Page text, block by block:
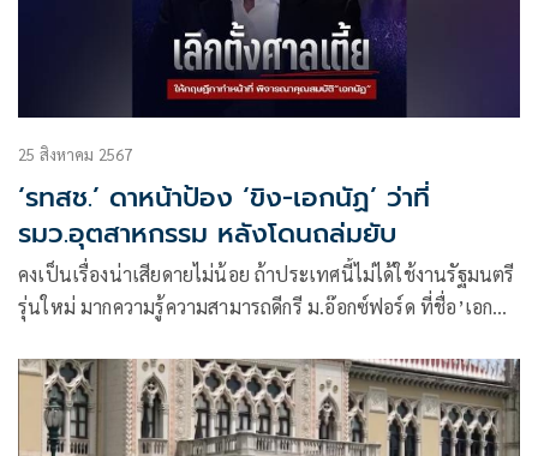
25 สิงหาคม 2567
‘รทสช.’ ดาหน้าป้อง ‘ขิง-เอกนัฏ’ ว่าที่
รมว.อุตสาหกรรม หลังโดนถล่มยับ
คงเป็นเรื่องน่าเสียดายไม่น้อย ถ้าประเทศนี้ไม่ได้ใช้งานรัฐมนตรี
รุ่นใหม่ มากความรู้ความสามารถดีกรี ม.อ๊อกซ์ฟอร์ด ที่ชื่อ’เอก